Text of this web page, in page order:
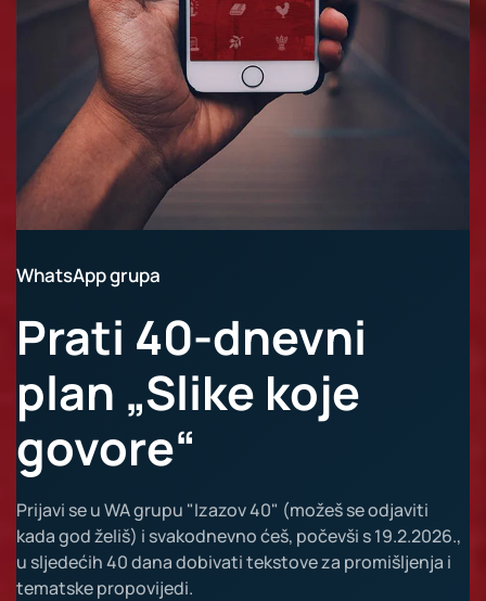
WhatsApp grupa
Prati 40-dnevni
plan „Slike koje
govore“
Prijavi se u WA grupu "Izazov 40" (možeš se odjaviti
kada god želiš) i svakodnevno ćeš, počevši s 19.2.2026.,
u sljedećih 40 dana dobivati tekstove za promišljenja i
tematske propovijedi.